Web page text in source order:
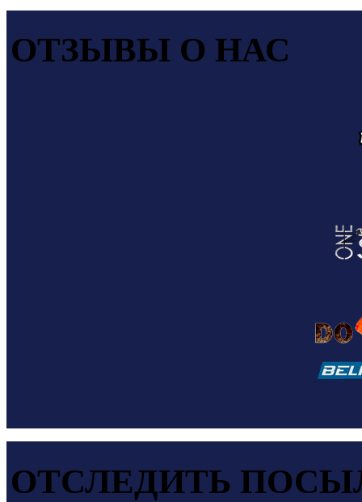
ОТЗЫВЫ О НАС
ОТСЛЕДИТЬ